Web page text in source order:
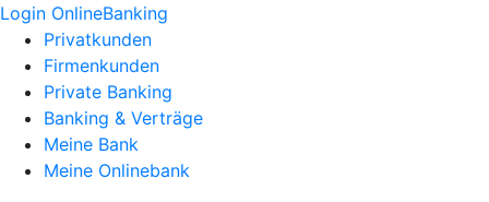
Login OnlineBanking
Privatkunden
Firmenkunden
Private Banking
Banking & Verträge
Meine Bank
Meine Onlinebank